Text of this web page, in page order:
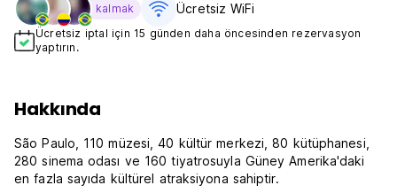
kalmak Ücretsiz WiFi
Ücretsiz iptal için 15 günden daha öncesinden rezervasyon
yaptırın.
Hakkında
São Paulo, 110 müzesi, 40 kültür merkezi, 80 kütüphanesi,
280 sinema odası ve 160 tiyatrosuyla Güney Amerika'daki
en fazla sayıda kültürel atraksiyona sahiptir.